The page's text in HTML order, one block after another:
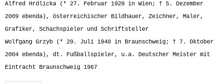
Alfred Hrdlicka (* 27. Februar 1928 in Wien; † 5. Dezember
2009 ebenda), österreichischer Bildhauer, Zeichner, Maler,
Grafiker, Schachspieler und Schriftsteller
Wolfgang Grzyb (* 29. Juli 1940 in Braunschweig; † 7. Oktober
2004 ebenda), dt. Fußballspieler, u.a. Deutscher Meister mit
Eintracht Braunschweig 1967